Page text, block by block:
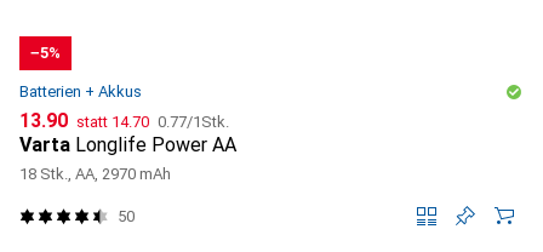
−5%
Batterien + Akkus
CHF
13.90 statt CHF
14.70 CHF
0.77/1Stk.
Varta Longlife Power AA
18 Stk., AA, 2970 mAh
50